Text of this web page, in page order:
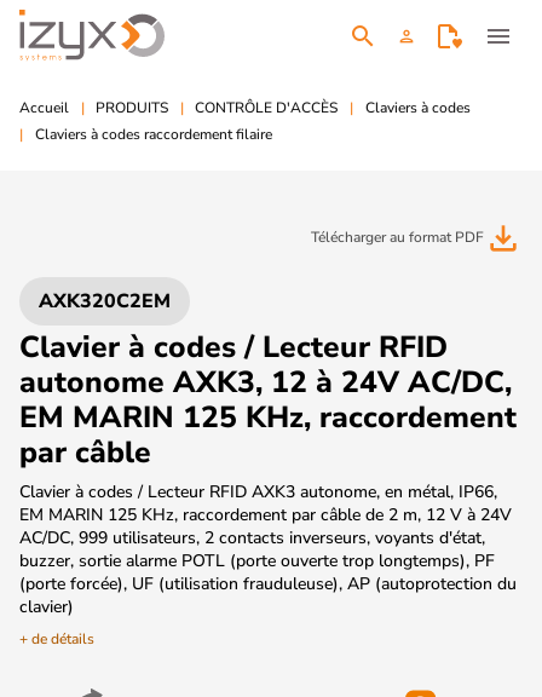
search person menu
Accueil PRODUITS CONTRÔLE D'ACCÈS
Claviers à codes
Claviers à codes raccordement filaire
Télécharger au format PDF file_download
AXK320C2EM
Clavier à codes / Lecteur RFID
autonome AXK3, 12 à 24V AC/DC,
EM MARIN 125 KHz, raccordement
par câble
Clavier à codes / Lecteur RFID AXK3 autonome, en métal, IP66,
EM MARIN 125 KHz, raccordement par câble de 2 m, 12 V à 24V
AC/DC, 999 utilisateurs, 2 contacts inverseurs, voyants d'état,
buzzer, sortie alarme POTL (porte ouverte trop longtemps), PF
(porte forcée), UF (utilisation frauduleuse), AP (autoprotection du
clavier)
+ de détails